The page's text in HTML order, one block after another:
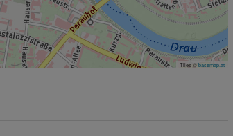
Tiles ©basemap.at